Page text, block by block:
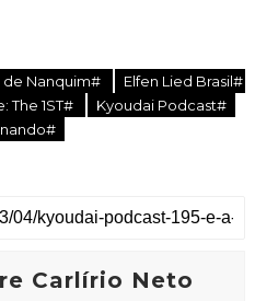
de Nanquim#
Elfen Lied Brasil#
The 1ST#
Kyoudai Podcast#
Carlírio Neto